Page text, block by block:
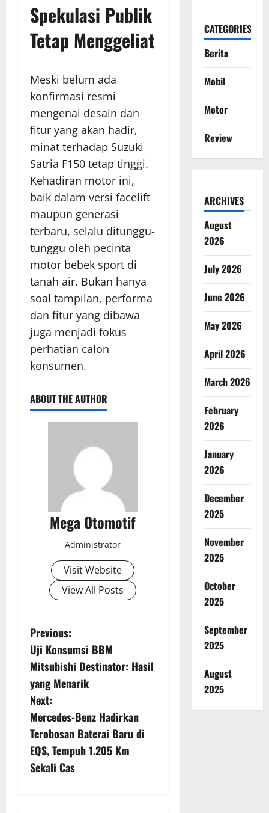
Spekulasi Publik
Tetap Menggeliat
Meski belum ada
konfirmasi resmi
mengenai desain dan
fitur yang akan hadir,
minat terhadap Suzuki
Satria F150 tetap tinggi.
Kehadiran motor ini,
baik dalam versi facelift
maupun generasi
terbaru, selalu ditunggu-
tunggu oleh pecinta
motor bebek sport di
tanah air. Bukan hanya
soal tampilan, performa
dan fitur yang dibawa
juga menjadi fokus
perhatian calon
konsumen.
ABOUT THE AUTHOR
Mega Otomotif
Administrator
Visit Website
View All Posts
P
o
s
t
n
a
Previous:
Uji Konsumsi BBM
Mitsubishi Destinator: Hasil
yang Menarik
Next:
Mercedes-Benz Hadirkan
Terobosan Baterai Baru di
EQS, Tempuh 1.205 Km
Sekali Cas
CATEGORIES
Berita
Mobil
Motor
Review
ARCHIVES
August
2026
July 2026
June 2026
May 2026
April 2026
March 2026
February
2026
January
2026
December
2025
November
2025
October
2025
September
2025
August
2025